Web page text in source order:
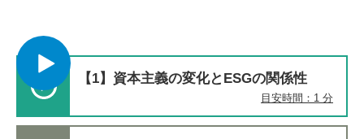
【1】資本主義の変化とESGの関係性
目安時間：1 分